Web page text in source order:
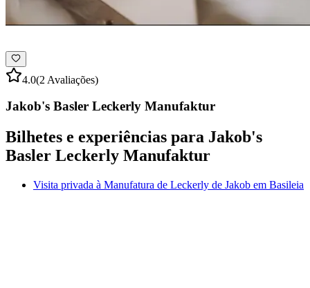
4.0(2 Avaliações)
Jakob's Basler Leckerly Manufaktur
Bilhetes e experiências para Jakob's
Basler Leckerly Manufaktur
Visita privada à Manufatura de Leckerly de Jakob em Basileia